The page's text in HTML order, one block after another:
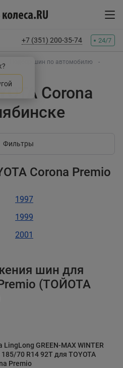
+7 (351) 200-35-74 24/7
Подбор шин по автомобилю
Corona
Фильтры
Corona Premio
1997
1999
2001
шин для
(ТОЙОТА
LingLong GREEN-MAX WINTER
185/70 R14 92T для TOYOTA
Premio